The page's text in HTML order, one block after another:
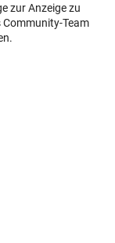
zur Anzeige zu
Community-Team